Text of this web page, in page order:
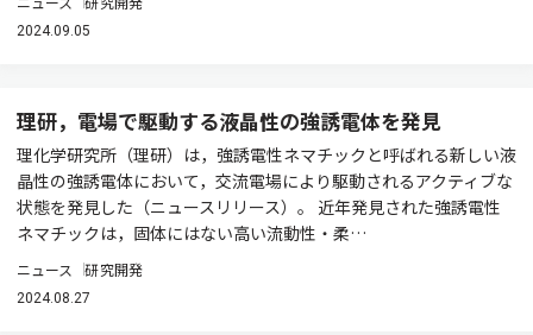
2024.09.05
理研，電場で駆動する液晶性の強誘電体を発見
理化学研究所（理研）は，強誘電性ネマチックと呼ばれる新しい液
晶性の強誘電体において，交流電場により駆動されるアクティブな
状態を発見した（ニュースリリース）。 近年発見された強誘電性
ネマチックは，固体にはない高い流動性・柔…
ニュース 研究開発
2024.08.27